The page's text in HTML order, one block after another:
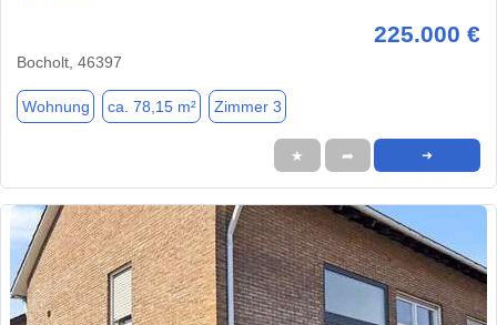
225.000 €
Bocholt, 46397
Wohnung ca. 78,15 m² Zimmer 3
★ ➦ ➜